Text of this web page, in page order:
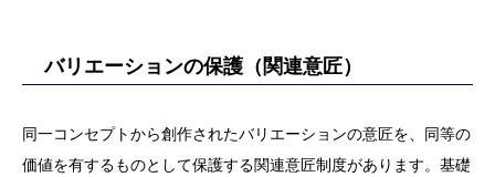
バリエーションの保護（関連意匠）
同一コンセプトから創作されたバリエーションの意匠を、同等の
価値を有するものとして保護する関連意匠制度があります。基礎